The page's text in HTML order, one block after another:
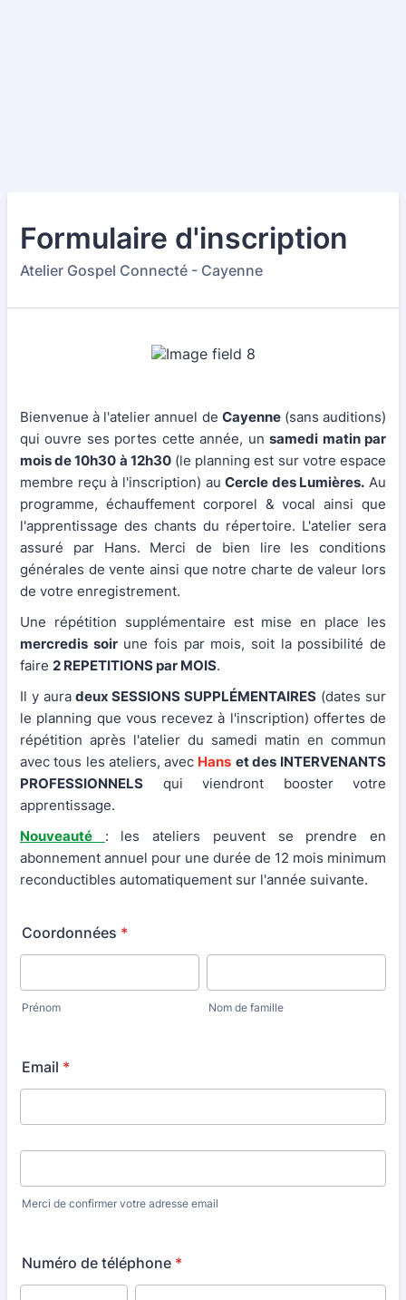
Formulaire d'inscription
Atelier Gospel Connecté - Cayenne
Bienvenue à l'atelier annuel de Cayenne(sans auditions)
qui ouvre ses portes cette année, unsamedi matin par
mois de 10h30 à 12h30(le planning est sur votre espace
membre reçu à l'inscription) auCercle des Lumières. Au
programme, échauffement corporel & vocal ainsi que
l'apprentissage des chants du répertoire. L'atelier sera
assuré par Hans. Merci de bien lire les conditions
générales de vente ainsi que notre charte de valeur lors
de votre enregistrement.
Une répétition supplémentaire est mise en place les
mercredis soirune fois par mois, soit la possibilité de
faire 2 REPETITIONS par MOIS.
Il y auradeux SESSIONS SUPPLÉMENTAIRES (dates sur
le planning que vous recevez à l'inscription) offertes de
répétition après l'atelier du samedi matin en commun
avec tous les ateliers, avec Hans et des INTERVENANTS
PROFESSIONNELS qui viendront booster votre
apprentissage.
Nouveauté
: les ateliers peuvent se prendre en
abonnement annuel pour une durée de 12 mois minimum
reconductibles automatiquement sur l'année suivante.
Coordonnées *
Prénom Nom de famille
Email *
Confirmation Email
Merci de confirmer votre adresse email
Numéro de téléphone *